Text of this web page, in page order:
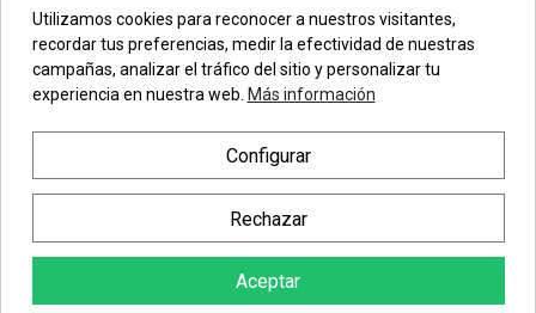
Contacta con nosotros
Regístrate en nuestra Newsletter
Newsletter
Utilizamos cookies para reconocer a nuestros visitantes,
recordar tus preferencias, medir la efectividad de nuestras
campañas, analizar el tráfico del sitio y personalizar tu
experiencia en nuestra web. Más información
Configurar
Rechazar
Aceptar